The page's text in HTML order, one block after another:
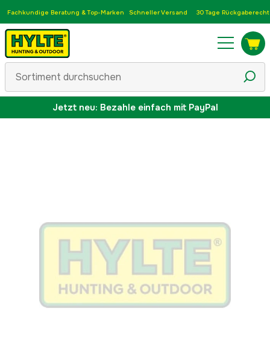
Fachkundige Beratung & Top-Marken Schneller Versand 30 Tage Rückgaberecht
Jetzt neu: Bezahle einfach mit PayPal